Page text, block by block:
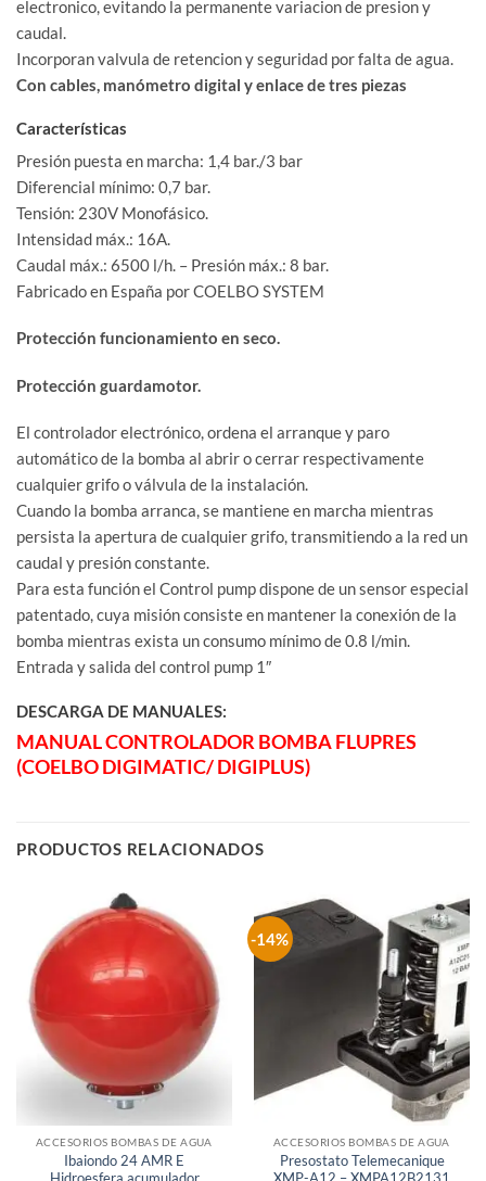
electronico, evitando la permanente variacion de presion y
caudal.
Incorporan valvula de retencion y seguridad por falta de agua.
Con cables, manómetro digital y enlace de tres piezas
Características
Presión puesta en marcha: 1,4 bar./3 bar
Diferencial mínimo: 0,7 bar.
Tensión: 230V Monofásico.
Intensidad máx.: 16A.
Caudal máx.: 6500 l/h. – Presión máx.: 8 bar.
Fabricado en España por COELBO SYSTEM
Protección funcionamiento en seco.
Protección guardamotor.
​​​​El controlador electrónico, ordena el arranque y paro
automático de la bomba al abrir o cerrar respectivamente
cualquier grifo o válvula de la instalación.
​​​Cuando la bomba arranca, se mantiene en marcha mientras
persista la apertura de cualquier grifo, transmitiendo a la red un
caudal y presión constante.
​​​​​​Para esta función el Control pump dispone de un sensor especial
patentado, cuya misión consiste en mantener la conexión de la
bomba mientras exista un consumo mínimo de 0.8 l/min.
​​​​​​​Entrada y salida del control pump 1″
DESCARGA DE MANUALES:
MANUAL CONTROLADOR BOMBA FLUPRES
(COELBO DIGIMATIC/ DIGIPLUS)
PRODUCTOS RELACIONADOS
Sin existencias
ACCESORIOS BOMBAS DE AGUA
Ibaiondo 24 AMR E
Hidroesfera acumulador
-14%
ACCESORIOS BOMBAS DE AGUA
Presostato Telemecanique
XMP-A12 – XMPA12B2131